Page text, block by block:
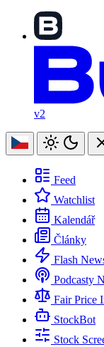
v2
Feed
Watchlist
Kalendář
Články
Flash
Podcasty
Fair Price
StockBot
Stock